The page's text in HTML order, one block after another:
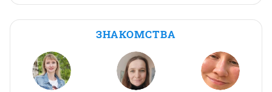
ЗНАКОМСТВА